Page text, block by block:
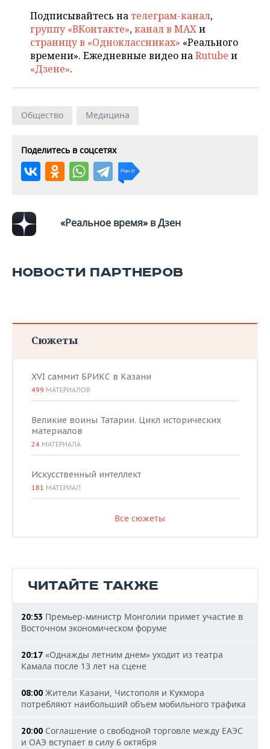
Подписывайтесь на телеграм-канал,
группу «ВКонтакте»,канал в MAXи
страницу в «Одноклассниках» «Реального
времени». Ежедневные видео наRutube и
«Дзене».
Общество Медицина
Поделитесь в соцсетях
«Реальное время» в Дзен
НОВОСТИ ПАРТНЕРОВ
Сюжеты
XVI саммит БРИКС в Казани
499 МАТЕРИАЛОВ
Великие воины Татарии. Цикл исторических
материалов
24 МАТЕРИАЛА
Искусственный интеллект
181 МАТЕРИАЛ
Все сюжеты
ЧИТАЙТЕ ТАКЖЕ
20:53 Премьер-министр Монголии примет участие в
Восточном экономическом форуме
20:17 «Однажды летним днем» уходит из театра
Камала после 13 лет на сцене
08:00 Жители Казани, Чистополя и Кукмора
потребляют наибольший объем мобильного трафика
20:00 Соглашение о свободной торговле между ЕАЭС
и ОАЭ вступает в силу 6 октября